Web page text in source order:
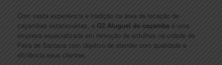
Com vasta experiência e tradição na área de locação de
caçambas estacionárias, a G2 Aluguel de caçamba é uma
empresa especializada em remoção de entulhos na cidade de
Feira de Santana com objetivo de atender com qualidade e
eficiência seus clientes.